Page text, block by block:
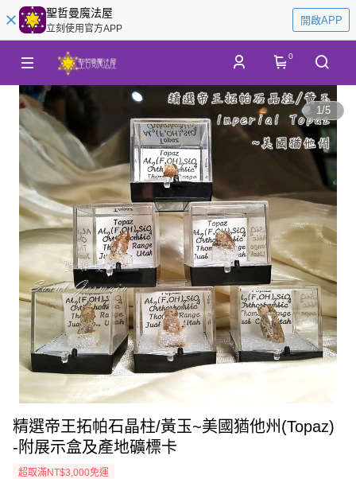
聖哲曼魔法屋
立刻使用官方APP
開啟APP
0
1/5
精選帝王拓帕石晶柱/黃玉~美國猶他州(Topaz)
-附展示盒及產地礦標卡
超取滿NT$3,000免運